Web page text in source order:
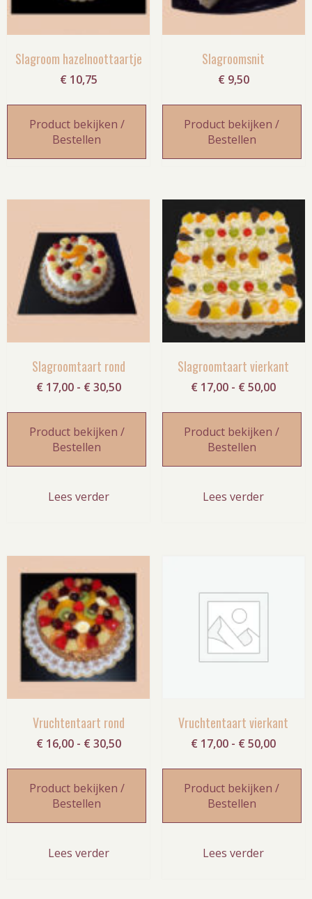
Slagroom hazelnoottaartje
€ 10,75
Product bekijken /
Bestellen
Slagroomsnit
€ 9,50
Product bekijken /
Bestellen
Slagroomtaart rond
€ 17,00 - € 30,50Prijsklasse:
tot
€ 30,50
Product bekijken /
Bestellen
Lees verder
Slagroomtaart vierkant
€ 17,00 - € 50,00
tot
€
Product bekijken /
Bestellen
Lees verder
Vruchtentaart rond
€ 16,00 - € 30,50Prijsklasse:
tot
€ 30,50
Product bekijken /
Bestellen
Lees verder
Vruchtentaart vierkant
€ 17,00 - € 50,00
tot
€
Product bekijken /
Bestellen
Lees verder